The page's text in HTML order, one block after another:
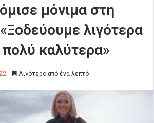
μόνιμα στη
λιγότερα
πολύ καλύτερα»
Λιγότερο από ένα λεπτό